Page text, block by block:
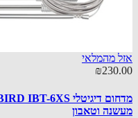
מהמלאי
וטאבון